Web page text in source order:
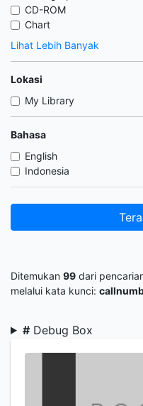
CD-ROM
Chart
Lihat Lebih Banyak
Lokasi
My Library
Bahasa
English
Indonesia
Ditemukan 99 dari
melalui kata kunci:
# Debug Box